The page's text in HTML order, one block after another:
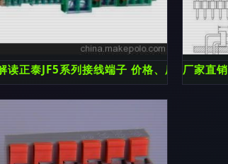
插短体10.0解析
读正泰JF5系列接线端子 价格、厂家、图片
厂家直